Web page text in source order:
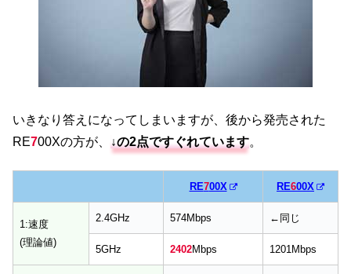
いきなり答えになってしまいますが、後から発売された
RE700Xの方が、 ↓の2点ですぐれています。
RE700X RE600X
1:速度
(理論値)
2.4GHz 574Mbps ←同じ
5GHz 2402Mbps 1201Mbps